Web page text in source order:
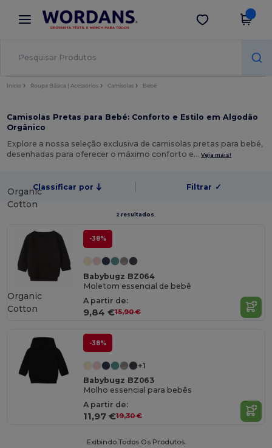
× App Wordans
Melhores preços na app!
Obter app
Início Roupa Básica | Acessórios Camisolas Bebé
Camisolas Pretas para Bebé: Conforto e Estilo em Algodão
Orgânico
Explore a nossa seleção exclusiva de camisolas pretas para bebé,
desenhadas para oferecer o máximo conforto e…Veja mais!
Classificar por Filtrar ✓
2 resultados.
Organic
Cotton
-38%
Babybugz BZ064
Moletom essencial de bebê
A partir de:
9,84 €15,90 €
Organic
Cotton
-38%
+1
Babybugz BZ063
Molho essencial para bebês
A partir de:
11,97 €19,30 €
Exibindo Todos Os Produtos.